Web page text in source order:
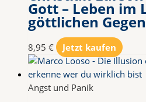
Gott – Leben im
göttlichen
8,95 € Jetzt kaufen
Angst und Panik